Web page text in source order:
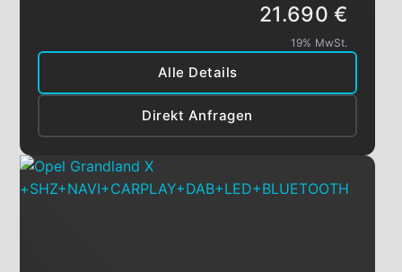
Alle Details
Direkt Anfragen
21.690 €
19% MwSt.